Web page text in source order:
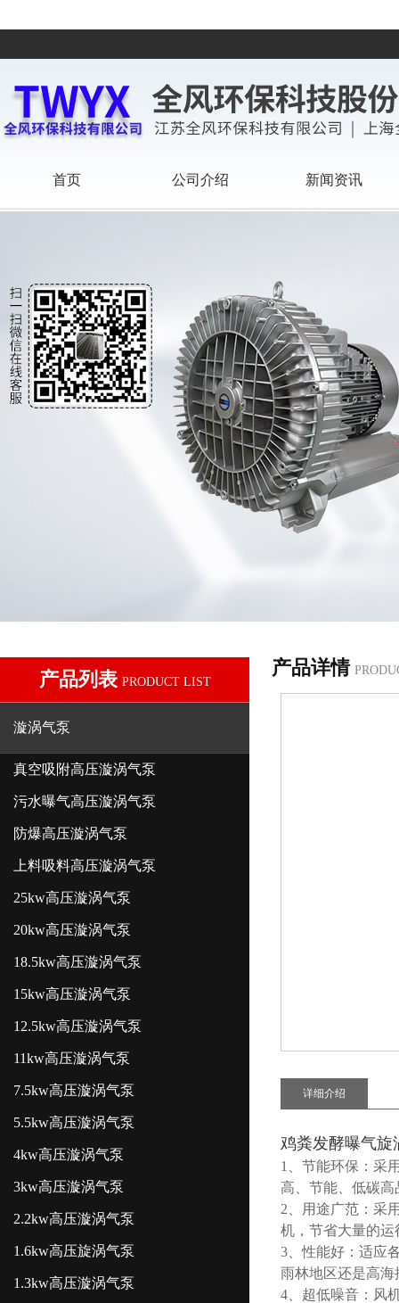
首页 公司介绍 新闻资讯
产品列表 PRODUCT LIST
漩涡气泵
真空吸附高压漩涡气泵
污水曝气高压漩涡气泵
防爆高压漩涡气泵
上料吸料高压漩涡气泵
25kw高压漩涡气泵
20kw高压漩涡气泵
18.5kw高压漩涡气泵
15kw高压漩涡气泵
12.5kw高压漩涡气泵
11kw高压漩涡气泵
7.5kw高压漩涡气泵
5.5kw高压漩涡气泵
4kw高压漩涡气泵
3kw高压漩涡气泵
2.2kw高压漩涡气泵
1.6kw高压旋涡气泵
1.3kw高压漩涡气泵
产品详情
详细介绍
鸡粪发酵曝气旋
1、节能环保：采
高、节能、低碳
2、用途广范：采
机，节省大量的
3、性能好：适应
雨林地区还是高
4、超低噪音：风